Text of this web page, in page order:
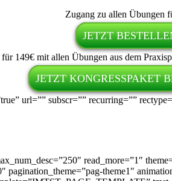
Zugang zu allen Übungen
JETZT
149€ mit allen Übungen aus dem
JETZT KONGRESSPAKET
url=”” subscr=”” recurring=””
read_more=”1″
pagination_theme=”pag-theme1″